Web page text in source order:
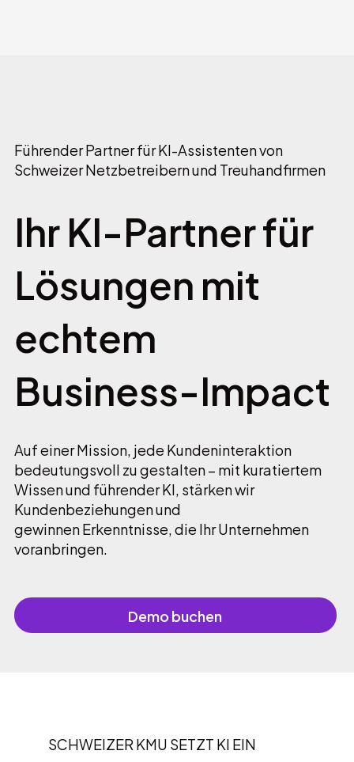
Führender Partner für KI-Assistenten von
Schweizer Netzbetreibern und Treuhandfirmen
Ihr KI-Partner für
Lösungen mit
echtem
Business-Impact
Auf einer Mission, jede Kundeninteraktion
bedeutungsvoll zu gestalten – mit kuratiertem
Wissen und führender KI, stärken wir
Kundenbeziehungen und
gewinnen Erkenntnisse, die Ihr Unternehmen
voranbringen.
Demo buchen
SCHWEIZER KMU SETZT KI EIN